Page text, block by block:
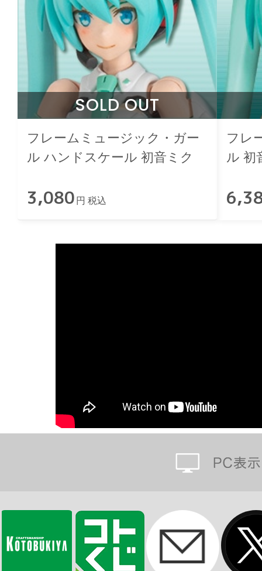
SOLD OUT
フレームミュージック・ガー
ル ハンドスケール 初音ミク
3,080 円 税込
フレ
ル 初